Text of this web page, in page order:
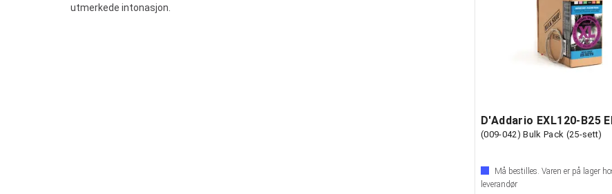
utmerkede intonasjon.
(009-042) Bulk Pack (25-sett)
Må bestilles. Varen er på lager
leverandør